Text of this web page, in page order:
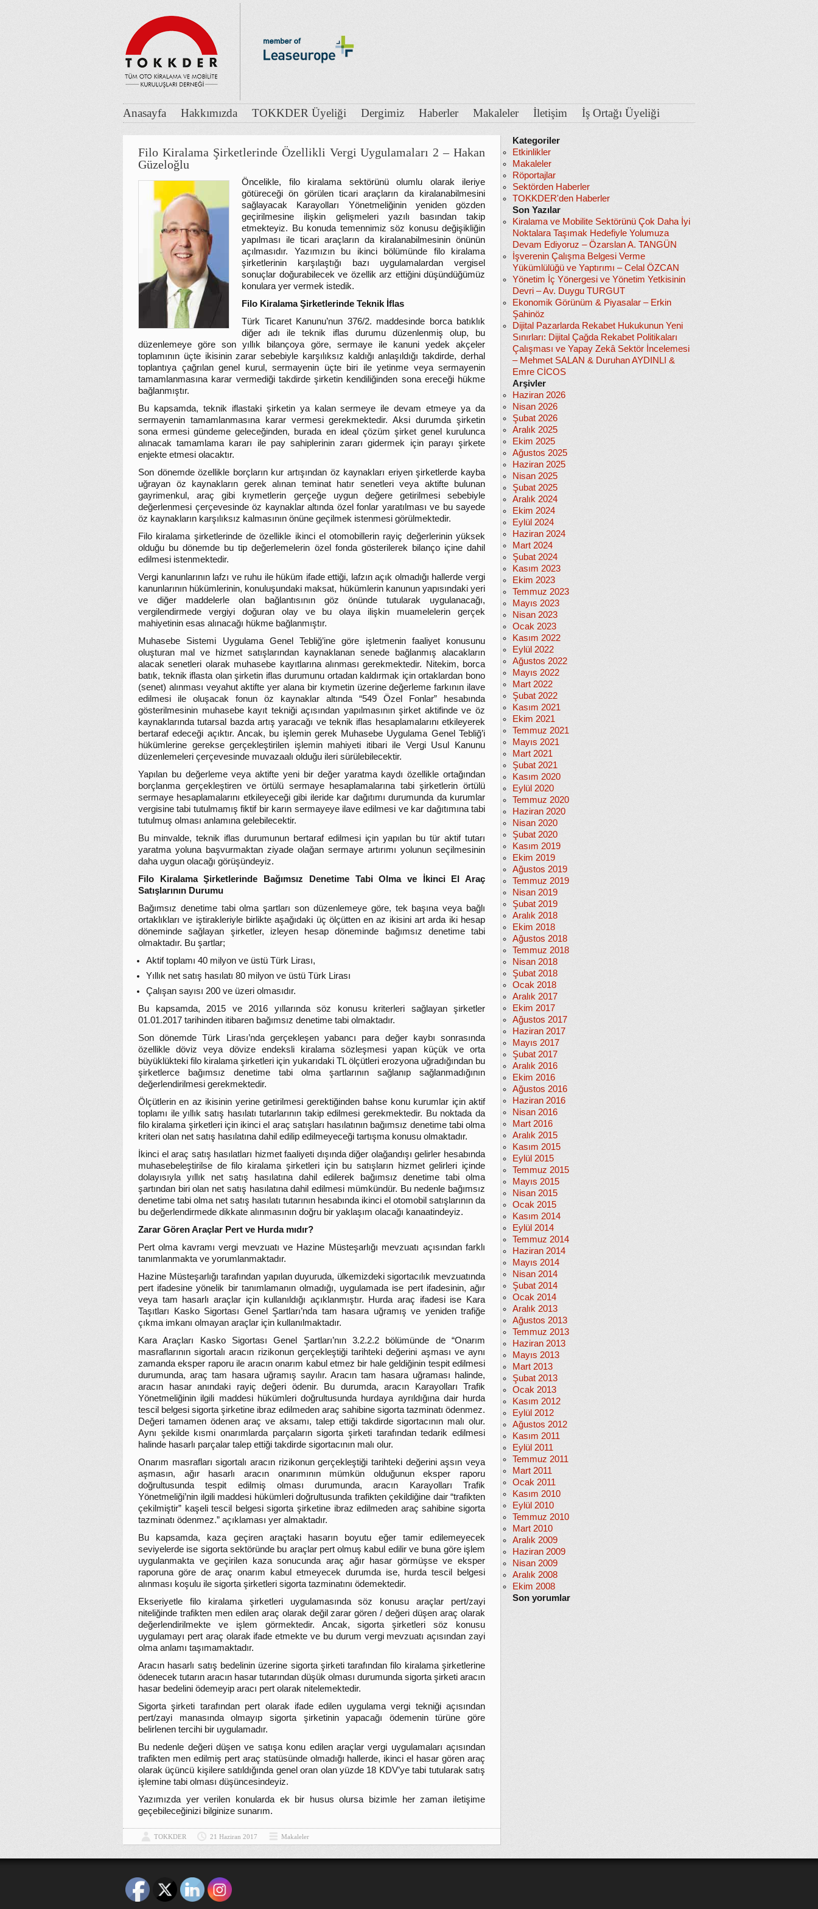
Anasayfa Hakkımızda TOKKDER Üyeliği Dergimiz Haberler Makaleler İletişim İş Ortağı Üyeliği
Filo Kiralama Şirketlerinde Özellikli Vergi Uygulamaları 2 – Hakan
Güzeloğlu
Öncelikle, filo kiralama sektörünü olumlu olarak ileriye
götüreceği ön görülen ticari araçların da kiralanabilmesini
sağlayacak Karayolları Yönetmeliğinin yeniden gözden
geçirilmesine ilişkin gelişmeleri yazılı basından takip
etmekteyiz. Bu konuda temennimiz söz konusu değişikliğin
yapılması ile ticari araçların da kiralanabilmesinin önünün
açılmasıdır. Yazımızın bu ikinci bölümünde filo kiralama
şirketlerinin karşılaştığı bazı uygulamalardan vergisel
sonuçlar doğurabilecek ve özellik arz ettiğini düşündüğümüz
konulara yer vermek istedik.
Filo Kiralama Şirketlerinde Teknik İflas
Türk Ticaret Kanunu’nun 376/2. maddesinde borca batıklık
diğer adı ile teknik iflas durumu düzenlenmiş olup, bu
düzenlemeye göre son yıllık bilançoya göre, sermaye ile kanuni yedek akçeler
toplamının üçte ikisinin zarar sebebiyle karşılıksız kaldığı anlaşıldığı takdirde, derhal
toplantıya çağrılan genel kurul, sermayenin üçte biri ile yetinme veya sermayenin
tamamlanmasına karar vermediği takdirde şirketin kendiliğinden sona ereceği hükme
bağlanmıştır.
Bu kapsamda, teknik iflastaki şirketin ya kalan sermeye ile devam etmeye ya da
sermayenin tamamlanmasına karar vermesi gerekmektedir. Aksi durumda şirketin
sona ermesi gündeme geleceğinden, burada en ideal çözüm şirket genel kurulunca
alınacak tamamlama kararı ile pay sahiplerinin zararı gidermek için parayı şirkete
enjekte etmesi olacaktır.
Son dönemde özellikle borçların kur artışından öz kaynakları eriyen şirketlerde kayba
uğrayan öz kaynakların gerek alınan teminat hatır senetleri veya aktifte bulunan
gayrimenkul, araç gibi kıymetlerin gerçeğe uygun değere getirilmesi sebebiyle
değerlenmesi çerçevesinde öz kaynaklar altında özel fonlar yaratılması ve bu sayede
öz kaynakların karşılıksız kalmasının önüne geçilmek istenmesi görülmektedir.
Filo kiralama şirketlerinde de özellikle ikinci el otomobillerin rayiç değerlerinin yüksek
olduğu bu dönemde bu tip değerlemelerin özel fonda gösterilerek bilanço içine dahil
edilmesi istenmektedir.
Vergi kanunlarının lafzı ve ruhu ile hüküm ifade ettiği, lafzın açık olmadığı hallerde vergi
kanunlarının hükümlerinin, konuluşundaki maksat, hükümlerin kanunun yapısındaki yeri
ve diğer maddelerle olan bağlantısının göz önünde tutularak uygulanacağı,
vergilendirmede vergiyi doğuran olay ve bu olaya ilişkin muamelelerin gerçek
mahiyetinin esas alınacağı hükme bağlanmıştır.
Muhasebe Sistemi Uygulama Genel Tebliğ’ine göre işletmenin faaliyet konusunu
oluşturan mal ve hizmet satışlarından kaynaklanan senede bağlanmış alacakların
alacak senetleri olarak muhasebe kayıtlarına alınması gerekmektedir. Nitekim, borca
batık, teknik iflasta olan şirketin iflas durumunu ortadan kaldırmak için ortaklardan bono
(senet) alınması veyahut aktifte yer alana bir kıymetin üzerine değerleme farkının ilave
edilmesi ile oluşacak fonun öz kaynaklar altında “549 Özel Fonlar” hesabında
gösterilmesinin muhasebe kayıt tekniği açısından yapılmasının şirket aktifinde ve öz
kaynaklarında tutarsal bazda artış yaracağı ve teknik iflas hesaplamalarını etkileyerek
bertaraf edeceği açıktır. Ancak, bu işlemin gerek Muhasebe Uygulama Genel Tebliğ’i
hükümlerine gerekse gerçekleştirilen işlemin mahiyeti itibari ile Vergi Usul Kanunu
düzenlemeleri çerçevesinde muvazaalı olduğu ileri sürülebilecektir.
Yapılan bu değerleme veya aktifte yeni bir değer yaratma kaydı özellikle ortağından
borçlanma gerçekleştiren ve örtülü sermaye hesaplamalarına tabi şirketlerin örtülü
sermaye hesaplamalarını etkileyeceği gibi ileride kar dağıtımı durumunda da kurumlar
vergisine tabi tutulmamış fiktif bir karın sermayeye ilave edilmesi ve kar dağıtımına tabi
tutulmuş olması anlamına gelebilecektir.
Bu minvalde, teknik iflas durumunun bertaraf edilmesi için yapılan bu tür aktif tutarı
yaratma yoluna başvurmaktan ziyade olağan sermaye artırımı yolunun seçilmesinin
daha uygun olacağı görüşündeyiz.
Filo Kiralama Şirketlerinde Bağımsız Denetime Tabi Olma ve İkinci El Araç
Satışlarının Durumu
Bağımsız denetime tabi olma şartları son düzenlemeye göre, tek başına veya bağlı
ortaklıkları ve iştirakleriyle birlikte aşağıdaki üç ölçütten en az ikisini art arda iki hesap
döneminde sağlayan şirketler, izleyen hesap döneminde bağımsız denetime tabi
olmaktadır. Bu şartlar;
Aktif toplamı 40 milyon ve üstü Türk Lirası,
Yıllık net satış hasılatı 80 milyon ve üstü Türk Lirası
Çalışan sayısı 200 ve üzeri olmasıdır.
Bu kapsamda, 2015 ve 2016 yıllarında söz konusu kriterleri sağlayan şirketler
01.01.2017 tarihinden itibaren bağımsız denetime tabi olmaktadır.
Son dönemde Türk Lirası’nda gerçekleşen yabancı para değer kaybı sonrasında
özellikle döviz veya dövize endeksli kiralama sözleşmesi yapan küçük ve orta
büyüklükteki filo kiralama şirketleri için yukarıdaki TL ölçütleri erozyona uğradığından bu
şirketlerce bağımsız denetime tabi olma şartlarının sağlanıp sağlanmadığının
değerlendirilmesi gerekmektedir.
Ölçütlerin en az ikisinin yerine getirilmesi gerektiğinden bahse konu kurumlar için aktif
toplamı ile yıllık satış hasılatı tutarlarının takip edilmesi gerekmektedir. Bu noktada da
filo kiralama şirketleri için ikinci el araç satışları hasılatının bağımsız denetime tabi olma
kriteri olan net satış hasılatına dahil edilip edilmeyeceği tartışma konusu olmaktadır.
İkinci el araç satış hasılatları hizmet faaliyeti dışında diğer olağandışı gelirler hesabında
muhasebeleştirilse de filo kiralama şirketleri için bu satışların hizmet gelirleri içinde
dolayısıyla yıllık net satış hasılatına dahil edilerek bağımsız denetime tabi olma
şartından biri olan net satış hasılatına dahil edilmesi mümkündür. Bu nedenle bağımsız
denetime tabi olma net satış hasılatı tutarının hesabında ikinci el otomobil satışlarının da
bu değerlendirmede dikkate alınmasının doğru bir yaklaşım olacağı kanaatindeyiz.
Zarar Gören Araçlar Pert ve Hurda mıdır?
Pert olma kavramı vergi mevzuatı ve Hazine Müsteşarlığı mevzuatı açısından farklı
tanımlanmakta ve yorumlanmaktadır.
Hazine Müsteşarlığı tarafından yapılan duyuruda, ülkemizdeki sigortacılık mevzuatında
pert ifadesine yönelik bir tanımlamanın olmadığı, uygulamada ise pert ifadesinin, ağır
veya tam hasarlı araçlar için kullanıldığı açıklanmıştır. Hurda araç ifadesi ise Kara
Taşıtları Kasko Sigortası Genel Şartları’nda tam hasara uğramış ve yeniden trafiğe
çıkma imkanı olmayan araçlar için kullanılmaktadır.
Kara Araçları Kasko Sigortası Genel Şartları’nın 3.2.2.2 bölümünde de “Onarım
masraflarının sigortalı aracın rizikonun gerçekleştiği tarihteki değerini aşması ve aynı
zamanda eksper raporu ile aracın onarım kabul etmez bir hale geldiğinin tespit edilmesi
durumunda, araç tam hasara uğramış sayılır. Aracın tam hasara uğraması halinde,
aracın hasar anındaki rayiç değeri ödenir. Bu durumda, aracın Karayolları Trafik
Yönetmeliğinin ilgili maddesi hükümleri doğrultusunda hurdaya ayrıldığına dair hurda
tescil belgesi sigorta şirketine ibraz edilmeden araç sahibine sigorta tazminatı ödenmez.
Değeri tamamen ödenen araç ve aksamı, talep ettiği takdirde sigortacının malı olur.
Aynı şekilde kısmi onarımlarda parçaların sigorta şirketi tarafından tedarik edilmesi
halinde hasarlı parçalar talep ettiği takdirde sigortacının malı olur.
Onarım masrafları sigortalı aracın rizikonun gerçekleştiği tarihteki değerini aşsın veya
aşmasın, ağır hasarlı aracın onarımının mümkün olduğunun eksper raporu
doğrultusunda tespit edilmiş olması durumunda, aracın Karayolları Trafik
Yönetmeliği’nin ilgili maddesi hükümleri doğrultusunda trafikten çekildiğine dair “trafikten
çekilmiştir” kaşeli tescil belgesi sigorta şirketine ibraz edilmeden araç sahibine sigorta
tazminatı ödenmez.” açıklaması yer almaktadır.
Bu kapsamda, kaza geçiren araçtaki hasarın boyutu eğer tamir edilemeyecek
seviyelerde ise sigorta sektöründe bu araçlar pert olmuş kabul edilir ve buna göre işlem
uygulanmakta ve geçirilen kaza sonucunda araç ağır hasar görmüşse ve eksper
raporuna göre de araç onarım kabul etmeyecek durumda ise, hurda tescil belgesi
alınması koşulu ile sigorta şirketleri sigorta tazminatını ödemektedir.
Ekseriyetle filo kiralama şirketleri uygulamasında söz konusu araçlar pert/zayi
niteliğinde trafikten men edilen araç olarak değil zarar gören / değeri düşen araç olarak
değerlendirilmekte ve işlem görmektedir. Ancak, sigorta şirketleri söz konusu
uygulamayı pert araç olarak ifade etmekte ve bu durum vergi mevzuatı açısından zayi
olma anlamı taşımamaktadır.
Aracın hasarlı satış bedelinin üzerine sigorta şirketi tarafından filo kiralama şirketlerine
ödenecek tutarın aracın hasar tutarından düşük olması durumunda sigorta şirketi aracın
hasar bedelini ödemeyip aracı pert olarak nitelemektedir.
Sigorta şirketi tarafından pert olarak ifade edilen uygulama vergi tekniği açısından
pert/zayi manasında olmayıp sigorta şirketinin yapacağı ödemenin türüne göre
belirlenen tercihi bir uygulamadır.
Bu nedenle değeri düşen ve satışa konu edilen araçlar vergi uygulamaları açısından
trafikten men edilmiş pert araç statüsünde olmadığı hallerde, ikinci el hasar gören araç
olarak üçüncü kişilere satıldığında genel oran olan yüzde 18 KDV’ye tabi tutularak satış
işlemine tabi olması düşüncesindeyiz.
Yazımızda yer verilen konularda ek bir husus olursa bizimle her zaman iletişime
geçebileceğinizi bilginize sunarım.
TOKKDER 21 Haziran 2017 Makaleler
Kategoriler
Etkinlikler
Makaleler
Röportajlar
Sektörden Haberler
TOKKDER'den Haberler
Son Yazılar
Kiralama ve Mobilite Sektörünü Çok Daha İyi
Noktalara Taşımak Hedefiyle Yolumuza
Devam Ediyoruz – Özarslan A. TANGÜN
İşverenin Çalışma Belgesi Verme
Yükümlülüğü ve Yaptırımı – Celal ÖZCAN
Yönetim İç Yönergesi ve Yönetim Yetkisinin
Devri – Av. Duygu TURGUT
Ekonomik Görünüm & Piyasalar – Erkin
Şahinöz
Dijital Pazarlarda Rekabet Hukukunun Yeni
Sınırları: Dijital Çağda Rekabet Politikaları
Çalışması ve Yapay Zekâ Sektör İncelemesi
– Mehmet SALAN & Duruhan AYDINLI &
Emre CİCOS
Arşivler
Haziran 2026
Nisan 2026
Şubat 2026
Aralık 2025
Ekim 2025
Ağustos 2025
Haziran 2025
Nisan 2025
Şubat 2025
Aralık 2024
Ekim 2024
Eylül 2024
Haziran 2024
Mart 2024
Şubat 2024
Kasım 2023
Ekim 2023
Temmuz 2023
Mayıs 2023
Nisan 2023
Ocak 2023
Kasım 2022
Eylül 2022
Ağustos 2022
Mayıs 2022
Mart 2022
Şubat 2022
Kasım 2021
Ekim 2021
Temmuz 2021
Mayıs 2021
Mart 2021
Şubat 2021
Kasım 2020
Eylül 2020
Temmuz 2020
Haziran 2020
Nisan 2020
Şubat 2020
Kasım 2019
Ekim 2019
Ağustos 2019
Temmuz 2019
Nisan 2019
Şubat 2019
Aralık 2018
Ekim 2018
Ağustos 2018
Temmuz 2018
Nisan 2018
Şubat 2018
Ocak 2018
Aralık 2017
Ekim 2017
Ağustos 2017
Haziran 2017
Mayıs 2017
Şubat 2017
Aralık 2016
Ekim 2016
Ağustos 2016
Haziran 2016
Nisan 2016
Mart 2016
Aralık 2015
Kasım 2015
Eylül 2015
Temmuz 2015
Mayıs 2015
Nisan 2015
Ocak 2015
Kasım 2014
Eylül 2014
Temmuz 2014
Haziran 2014
Mayıs 2014
Nisan 2014
Şubat 2014
Ocak 2014
Aralık 2013
Ağustos 2013
Temmuz 2013
Haziran 2013
Mayıs 2013
Mart 2013
Şubat 2013
Ocak 2013
Kasım 2012
Eylül 2012
Ağustos 2012
Kasım 2011
Eylül 2011
Temmuz 2011
Mart 2011
Ocak 2011
Kasım 2010
Eylül 2010
Temmuz 2010
Mart 2010
Aralık 2009
Haziran 2009
Nisan 2009
Aralık 2008
Ekim 2008
Son yorumlar